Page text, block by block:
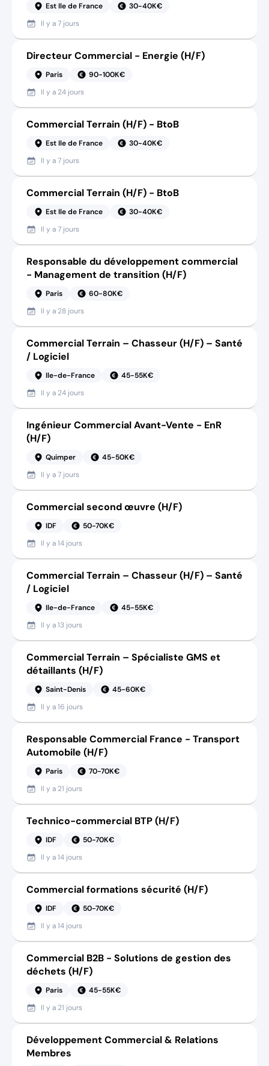
Est Ile de France
30-40K€
Il y a7 jours
Directeur Commercial - Energie (H/F)
Paris
90-100K€
Il y a 24 jours
Commercial Terrain (H/F) - BtoB
Est Ile de France
30-40K€
Il y a7 jours
Commercial Terrain (H/F) - BtoB
Est Ile de France
30-40K€
Il y a7 jours
Responsable du développement commercial
- Management de transition (H/F)
Paris
60-80K€
Il y a 28 jours
Commercial Terrain – Chasseur (H/F) – Santé
/ Logiciel
Ile-de-France
45-55K€
Il y a 24 jours
Ingénieur Commercial Avant-Vente - EnR
(H/F)
Quimper
45-50K€
Il y a7 jours
Commercial second œuvre (H/F)
IDF
50-70K€
Il y a14 jours
Commercial Terrain – Chasseur (H/F) – Santé
/ Logiciel
Ile-de-France
45-55K€
Il y a13 jours
Commercial Terrain – Spécialiste GMS et
détaillants (H/F)
Saint-Denis
45-60K€
Il y a16 jours
Responsable Commercial France - Transport
Automobile (H/F)
Paris
70-70K€
Il y a 21 jours
Technico-commercial BTP (H/F)
IDF
50-70K€
Il y a14 jours
Commercial formations sécurité (H/F)
IDF
50-70K€
Il y a14 jours
Commercial B2B - Solutions de gestion des
déchets (H/F)
Paris
45-55K€
Il y a 21 jours
Développement Commercial & Relations
Membres